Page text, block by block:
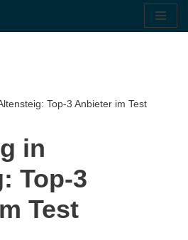
Top-3 Anbieter im Test
in
Top-3
Test